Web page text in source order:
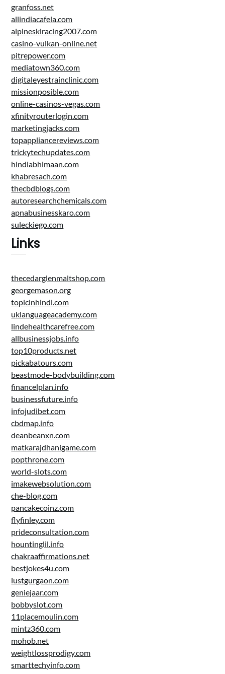
granfoss.net
allindiacafela.com
alpineskiracing2007.com
casino-vulkan-online.net
pitrepower.com
mediatown360.com
digitaleyestrainclinic.com
missionposible.com
online-casinos-vegas.com
xfinityrouterlogin.com
marketingjacks.com
topappliancereviews.com
trickytechupdates.com
hindiabhimaan.com
khabresach.com
thecbdblogs.com
autoresearchchemicals.com
apnabusinesskaro.com
suleckiego.com
Links
thecedarglenmaltshop.com
georgemason.org
topicinhindi.com
uklanguageacademy.com
lindehealthcarefree.com
allbusinessjobs.info
top10products.net
pickabatours.com
beastmode-bodybuilding.com
financelplan.info
businessfuture.info
infojudibet.com
cbdmap.info
deanbeanxn.com
matkarajdhanigame.com
popthrone.com
world-slots.com
imakewebsolution.com
che-blog.com
pancakecoinz.com
flyfinley.com
prideconsultation.com
hountinglil.info
chakraaffirmations.net
bestjokes4u.com
lustgurgaon.com
geniejaar.com
bobbyslot.com
11placemoulin.com
mintz360.com
mohob.net
weightlossprodigy.com
smarttechyinfo.com